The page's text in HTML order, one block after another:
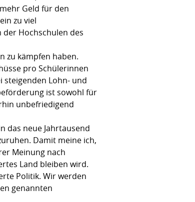
Geld für den
zu viel
Hochschulen des
zu kämpfen haben.
pro Schülerinnen
steigenden Lohn- und
ist sowohl für
unbefriedigend
das neue Jahrtausend
Damit meine ich,
Meinung nach
Land bleiben wird.
Politik. Wir werden
genannten